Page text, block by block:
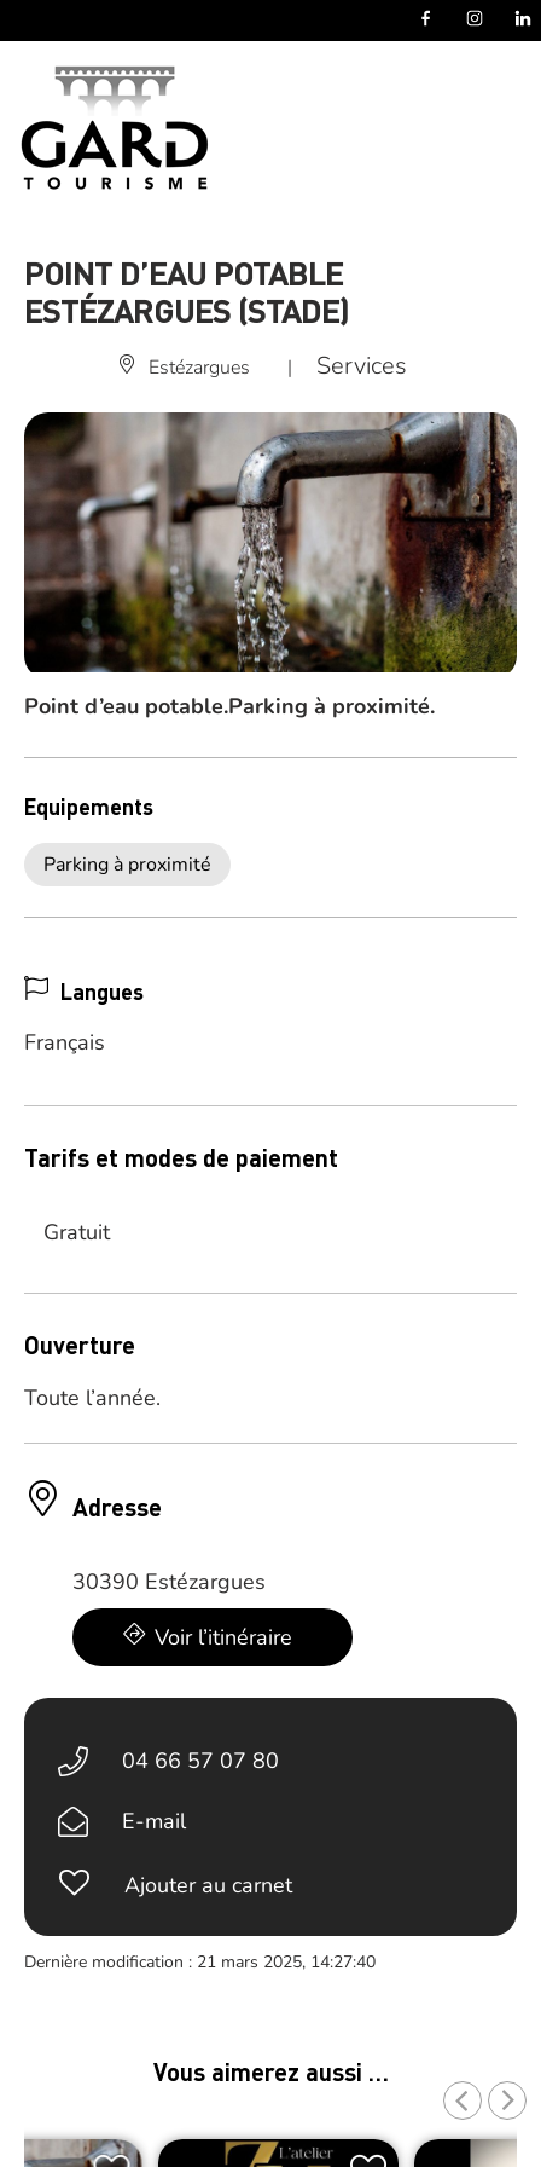
POINT D’EAU POTABLE
ESTÉZARGUES (STADE)
Estézargues | Services
Point d’eau potable.Parking à proximité.
Equipements
Parking à proximité
Langues
Français
Tarifs et modes de paiement
Gratuit
Ouverture
Toute l’année.
Adresse
30390 Estézargues
Voir l’itinéraire
04 66 57 07 80
E-mail
Ajouter au carnet
Dernière modification : 21 mars 2025, 14:27:40
Vous aimerez aussi …